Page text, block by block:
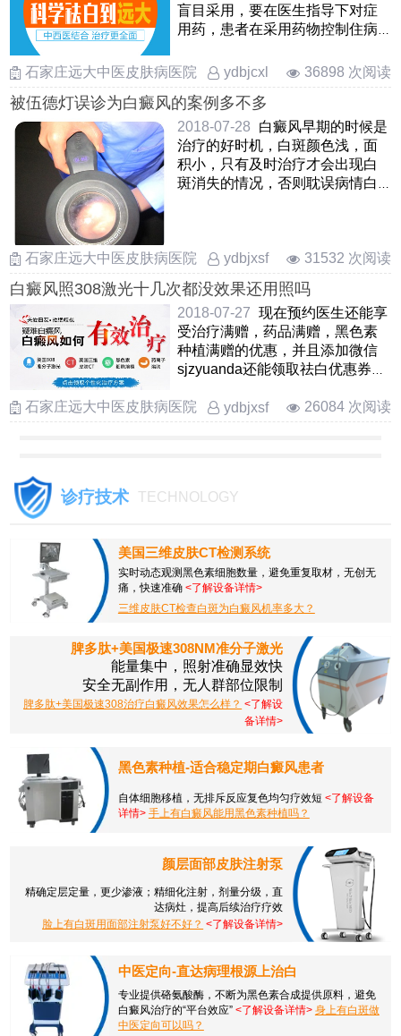
盲目采用，要在医生指导下对症
用药，患者在采用药物控制住病
……
石家庄远大中医皮肤病医院 ydbjcxl 36898 次阅读
被伍德灯误诊为白癜风的案例多不多
2018-07-28
白癜风早期的时候是
治疗的好时机，白斑颜色浅，面
积小，只有及时治疗才会出现白
斑消失的情况，否则耽误病情白
石家庄远大中医皮肤病医院 ydbjxsf 31532 次阅读
白癜风照308激光十几次都没效果还用照吗
2018-07-27 现在预约医生还能享
受治疗满赠，药品满赠，黑色素
种植满赠的优惠，并且添加微信
sjzyuanda还能领取祛白优惠券。
石家庄远大中医皮肤病医院
ydbjxsf 26084 次阅读
诊疗技术 TECHNOLOGY
美国三维皮肤CT检测系统
实时动态观测黑色素细胞数量，避免重复取材，无创无
痛，快速准确<了解设备详情>
三维皮肤CT检查白斑为白癜风机率多大？
脾多肽+美国极速308NM准分子激光
能量集中，照射准确显效快
安全无副作用，无人群部位限制
脾多肽+美国极速308治疗白癜风效果怎么样？ <了解设
备详情>
黑色素种植-适合稳定期白癜风患者
自体细胞移植，无排斥反应复色均匀疗效短 <了解设备
详情> 手上有白癜风能用黑色素种植吗？
颜层面部皮肤注射泵
精确定层定量，更少渗液；精细化注射，剂量分级，直
达病灶，提高后续治疗疗效
脸上有白斑用面部注射泵好不好？ <了解设备详情>
中医定向-直达病理根源上治白
专业提供硌氨酸酶，不断为黑色素合成提供原料，避免
白癜风治疗的“平台效应”<了解设备详情> 身上有白斑做
中医定向可以吗？